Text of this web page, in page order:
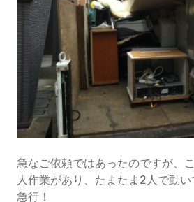
急なご依頼ではあったのですが、
人作業があり、たまたま2人で動
急行！